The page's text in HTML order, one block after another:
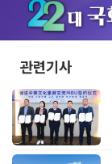
관련기사